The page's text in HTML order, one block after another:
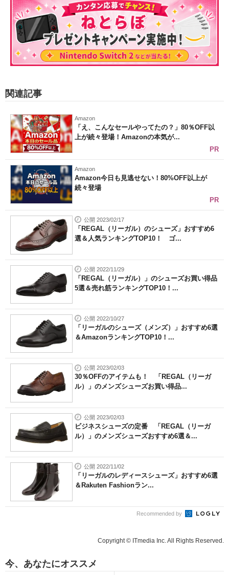
関連記事
Amazon
「え、こんなセールやってたの？」80％OFF以
上が続々登場！Amazonの本気が...
PR
Amazon
Amazon今日も見逃せない！80%OFF以上が
続々登場
PR
公開 2023/02/17
「REGAL（リーガル）のシューズ」おすすめ6
選＆人気ランキングTOP10！ ゴ...
公開 2022/11/29
「REGAL（リーガル）」のシューズお買い得品
5選＆売れ筋ランキングTOP10！...
公開 2022/10/27
「リーガルのシューズ（メンズ）」おすすめ6選
＆AmazonランキングTOP10！...
公開 2023/02/03
30％OFFのアイテムも！ 「REGAL（リーガ
ル）」のメンズシューズお買い得品...
公開 2023/02/03
ビジネスシューズの定番 「REGAL（リーガ
ル）」のメンズシューズおすすめ6選＆...
公開 2022/11/02
「リーガルのレディースシューズ」おすすめ6選
＆Rakuten Fashionラン...
Recommended by
Copyright © ITmedia Inc. All Rights Reserved.
今、あなたにオススメ